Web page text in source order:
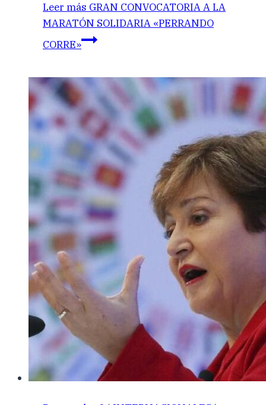
Leer más GRAN CONVOCATORIA A LA
MARATÓN SOLIDARIA «PERRANDO
CORRE»